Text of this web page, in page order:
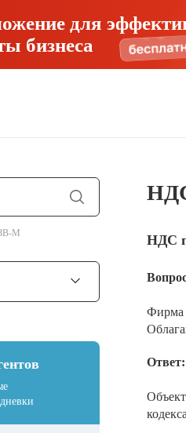
для
бизнеса
М НДС
Фирма
Ответ: